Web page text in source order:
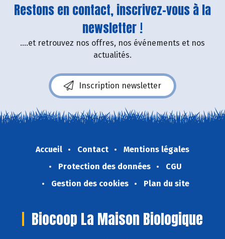
Restons en contact, inscrivez-vous à la
newsletter !
....et retrouvez nos offres, nos événements et nos
actualités.
Inscription newsletter
Accueil Contact
Mentions légales
Protection des données
CGU
Gestion des cookies
Plan du site
Biocoop La Maison Biologique